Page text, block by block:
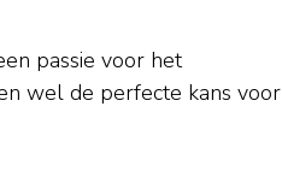
passie voor het
wel de perfecte kans voor